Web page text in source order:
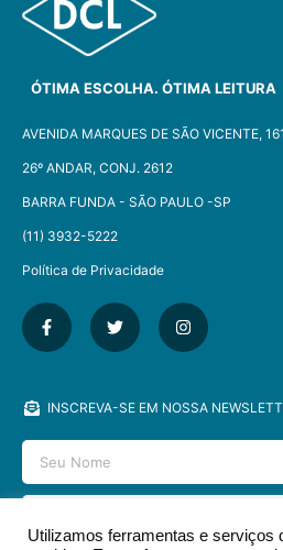
ÓTIMA ESCOLHA. ÓTIMA LEITURA
AVENIDA MARQUES DE SÃO VICENTE,
26º ANDAR, CONJ. 2612
BARRA FUNDA - SÃO PAULO -SP​
(11) 3932-5222
Política de Privacidade
INSCREVA-SE EM NOSSA
Utilizamos ferramentas e serviços